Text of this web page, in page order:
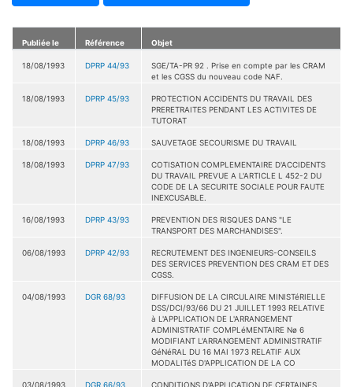
Publiée le Référence Objet
18/08/1993 DPRP 44/93
SGE/TA-PR 92 . Prise en compte par les CRAM
et les CGSS du nouveau code NAF.
18/08/1993 DPRP 45/93
PROTECTION ACCIDENTS DU TRAVAIL DES
PRERETRAITES PENDANT LES ACTIVITES DE
TUTORAT
18/08/1993 DPRP 46/93 SAUVETAGE SECOURISME DU TRAVAIL
18/08/1993 DPRP 47/93
COTISATION COMPLEMENTAIRE D'ACCIDENTS
DU TRAVAIL PREVUE A L'ARTICLE L 452-2 DU
CODE DE LA SECURITE SOCIALE POUR FAUTE
INEXCUSABLE.
16/08/1993 DPRP 43/93
PREVENTION DES RISQUES DANS "LE
TRANSPORT DES MARCHANDISES".
06/08/1993 DPRP 42/93
RECRUTEMENT DES INGENIEURS-CONSEILS
DES SERVICES PREVENTION DES CRAM ET DES
CGSS.
04/08/1993 DGR 68/93
DIFFUSION DE LA CIRCULAIRE MINISTéRIELLE
DSS/DCI/93/66 DU 21 JUILLET 1993 RELATIVE
à L'APPLICATION DE L'ARRANGEMENT
ADMINISTRATIF COMPLéMENTAIRE Nø 6
MODIFIANT L'ARRANGEMENT ADMINISTRATIF
GéNéRAL DU 16 MAI 1973 RELATIF AUX
MODALITéS D'APPLICATION DE LA CO
03/08/1993 DGR 66/93
CONDITIONS D'APPLICATION DE CERTAINES